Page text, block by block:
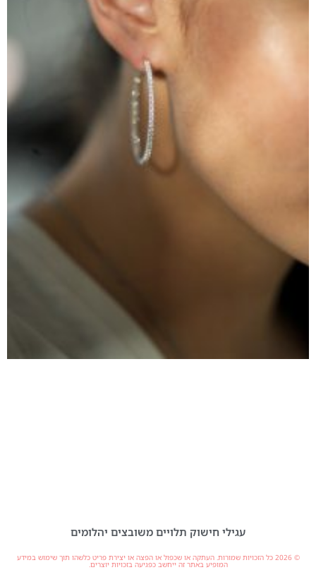
עגילי חישוק תלויים משובצים יהלומים
© 2026 כל הזכויות שמורות. העתקה או שכפול או הפצה או יצירת פריט כלשהו תוך שימוש במידע
המופיע באתר זה ייחשב כפגיעה בזכויות יוצרים.